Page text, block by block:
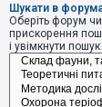
п
о
в
і
д
Шукати в
Оберіть форум
прискорення
і увімкнути